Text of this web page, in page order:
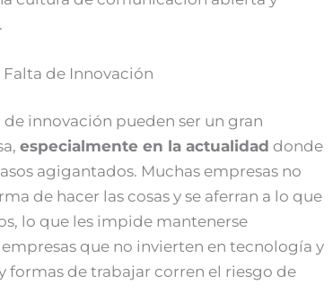
Falta de Innovación
innovación pueden ser un gran
especialmente en la actualidad donde
agigantados. Muchas empresas no
de hacer las cosas y se aferran a lo que
lo que les impide mantenerse
que no invierten en tecnología y
formas de trabajar corren el riesgo de